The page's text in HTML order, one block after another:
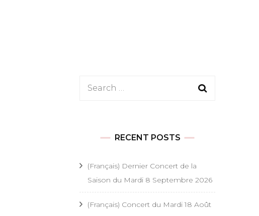
Search
RECENT POSTS
(Français) Dernier Concert de la
Saison du Mardi 8 Septembre 2026
(Français) Concert du Mardi 18 Août